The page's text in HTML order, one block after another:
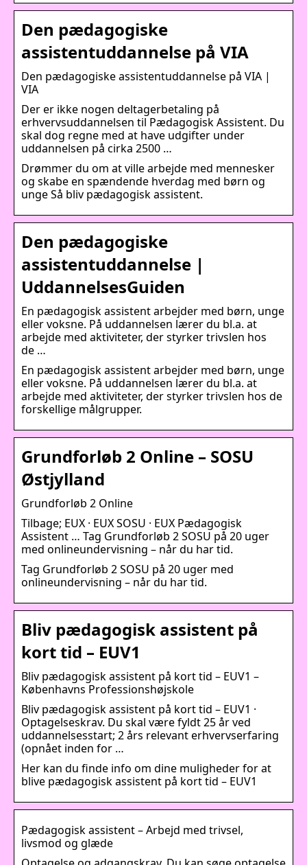
Den pædagogiske
assistentuddannelse på VIA
Den pædagogiske assistentuddannelse på VIA |
VIA
Der er ikke nogen deltagerbetaling på
erhvervsuddannelsen til Pædagogisk Assistent. Du
skal dog regne med at have udgifter under
uddannelsen på cirka 2500 …
Drømmer du om at ville arbejde med mennesker
og skabe en spændende hverdag med børn og
unge Så bliv pædagogisk assistent.
Den pædagogiske
assistentuddannelse |
UddannelsesGuiden
En pædagogisk assistent arbejder med børn, unge
eller voksne. På uddannelsen lærer du bl.a. at
arbejde med aktiviteter, der styrker trivslen hos
de …
En pædagogisk assistent arbejder med børn, unge
eller voksne. På uddannelsen lærer du bl.a. at
arbejde med aktiviteter, der styrker trivslen hos de
forskellige målgrupper.
Grundforløb 2 Online – SOSU
Østjylland
Grundforløb 2 Online
Tilbage; EUX · EUX SOSU · EUX Pædagogisk
Assistent … Tag Grundforløb 2 SOSU på 20 uger
med onlineundervisning – når du har tid.
Tag Grundforløb 2 SOSU på 20 uger med
onlineundervisning – når du har tid.
Bliv pædagogisk assistent på
kort tid – EUV1
Bliv pædagogisk assistent på kort tid – EUV1 –
Københavns Professionshøjskole
Bliv pædagogisk assistent på kort tid – EUV1 ·
Optagelseskrav. Du skal være fyldt 25 år ved
uddannelsesstart; 2 års relevant erhvervserfaring
(opnået inden for …
Her kan du finde info om dine muligheder for at
blive pædagogisk assistent på kort tid – EUV1
Pædagogisk assistent – Arbejd med trivsel,
livsmod og glæde